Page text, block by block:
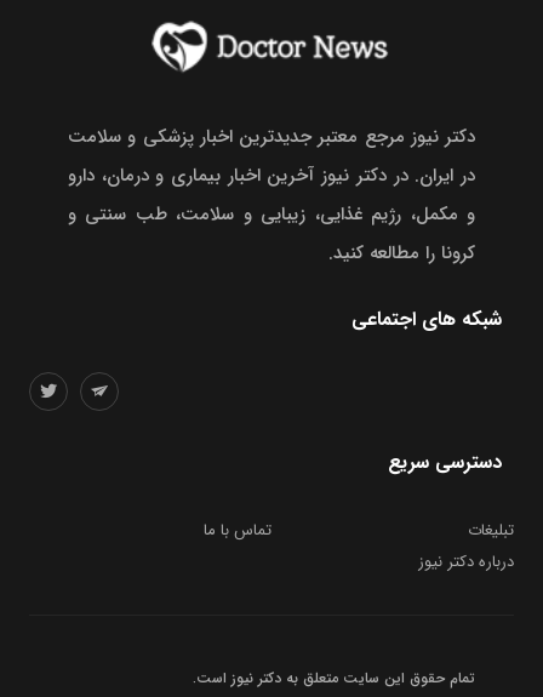
دکتر نیوز مرجع معتبر جدیدترین اخبار پزشکی و سلامت
در ایران. در دکتر نیوز آخرین اخبار بیماری و درمان، دارو
و مکمل، رژیم غذایی، زیبایی و سلامت، طب سنتی و
کرونا را مطالعه کنید.
شبکه های اجتماعی
دسترسی سریع
تبلیغات
تماس با ما
درباره دکتر نیوز
تمام حقوق این سایت متعلق به دکتر نیوز است.